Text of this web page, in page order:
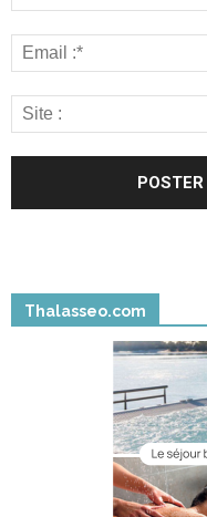
Thalasseo.com